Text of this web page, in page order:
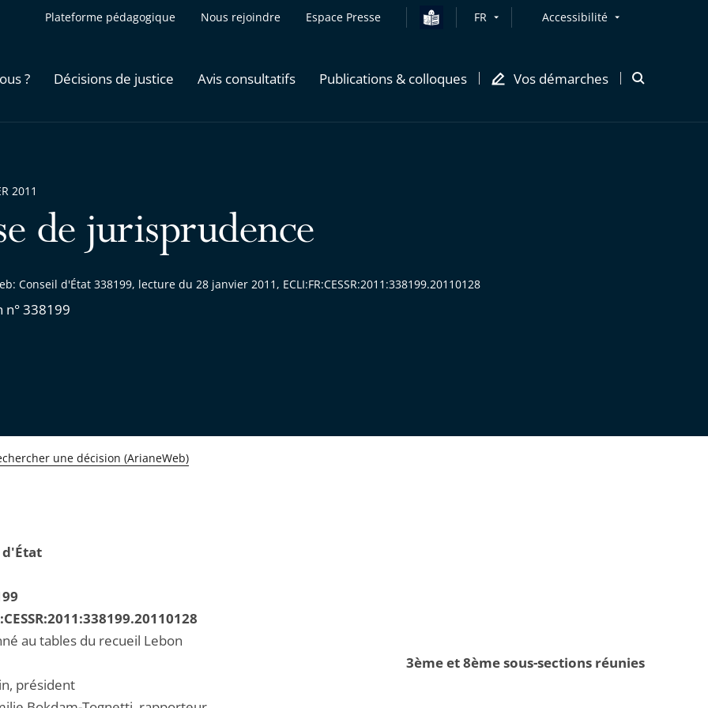
Plateforme pédagogique Nous rejoindre Espace Presse FR Accessibilité
? Décisions de justice Avis consultatifs Publications & colloques Vos démarches
Ouvrir
de jurisprudence
Conseil d'État 338199, lecture du 28 janvier 2011, ECLI:FR:CESSR:2011:338199.20110128
n° 338199
2011
une décision (ArianeWeb)
d'État
au tables du recueil Lebon
3ème et 8ème sous-sections réunies
président